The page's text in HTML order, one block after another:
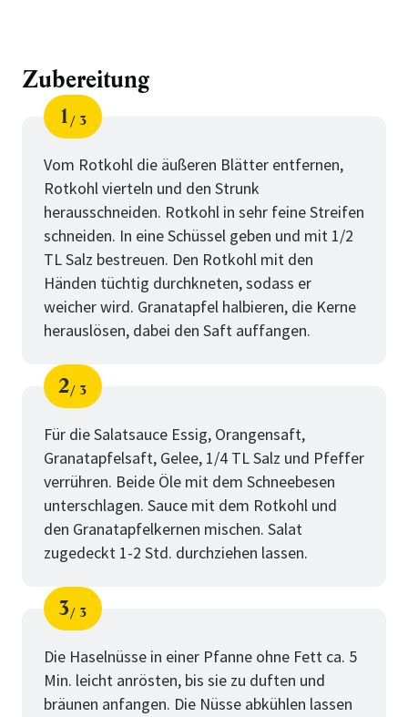
Zubereitung
Schritt
1
von
3
Vom Rotkohl die äußeren Blätter entfernen,
Rotkohl vierteln und den Strunk
herausschneiden. Rotkohl in sehr feine Streifen
schneiden. In eine Schüssel geben und mit 1/2
TL Salz bestreuen. Den Rotkohl mit den
Händen tüchtig durchkneten, sodass er
weicher wird. Granatapfel halbieren, die Kerne
herauslösen, dabei den Saft auffangen.
Schritt
2
von
3
Für die Salatsauce Essig, Orangensaft,
Granatapfelsaft, Gelee, 1/4 TL Salz und Pfeffer
verrühren. Beide Öle mit dem Schneebesen
unterschlagen. Sauce mit dem Rotkohl und
den Granatapfelkernen mischen. Salat
zugedeckt 1-2 Std. durchziehen lassen.
Schritt
3
von
3
Die Haselnüsse in einer Pfanne ohne Fett ca. 5
Min. leicht anrösten, bis sie zu duften und
bräunen anfangen. Die Nüsse abkühlen lassen